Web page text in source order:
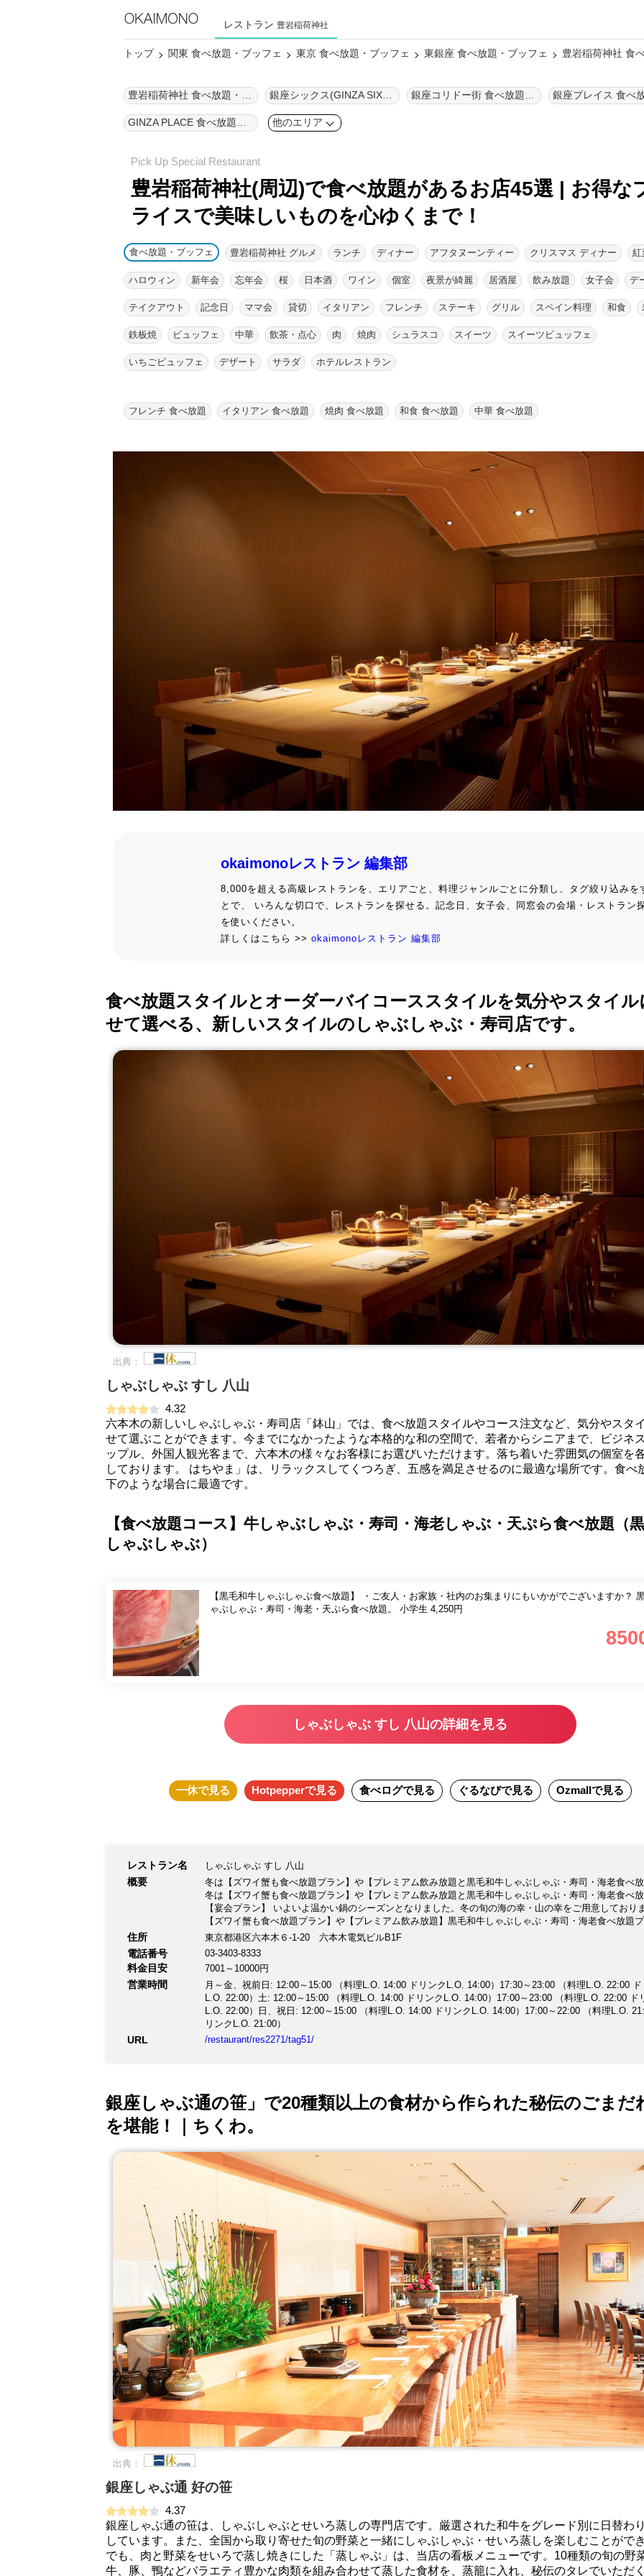
レストラン 豊岩稲荷神社
トップ 関東 食べ放題・ブッフェ 東京 食べ放題・ブッフェ 東銀座 食べ放題・ブッフェ 豊岩稲荷神社 食
他のエリア
豊岩稲荷神社(周辺)で食べ放題があるお店45選 | お得な
ライスで美味しいものを心ゆくまで！
食べ放題・ブッフェ 豊岩稲荷神社 グルメ ランチ ディナー アフタヌーンティー クリスマス ディナー 紅
ハロウィン 新年会 忘年会 桜 日本酒 ワイン 個室 夜景が綺麗 居酒屋 飲み放題 女子会 デ
テイクアウト 記念日 ママ会 貸切 イタリアン フレンチ ステーキ グリル スペイン料理 和食
鉄板焼 ビュッフェ 中華 飲茶・点心 肉 焼肉 シュラスコ スイーツ スイーツビュッフェ
いちごビュッフェ デザート サラダ ホテルレストラン
フレンチ 食べ放題 イタリアン 食べ放題 焼肉 食べ放題 和食 食べ放題 中華 食べ放題
okaimonoレストラン 編集部
8,000を超える高級レストランを、エリアごと、料理ジャンルごとに分類し、タグ絞り込みを
とで、 いろんな切口で、レストランを探せる。記念日、女子会、同窓会の会場・レストラン
を使いください。
詳しくはこちら >> okaimonoレストラン 編集部
食べ放題スタイルとオーダーバイコーススタイルを気分やスタイル
せて選べる、新しいスタイルのしゃぶしゃぶ・寿司店です。
出典：
しゃぶしゃぶ すし 八山
4.32
六本木の新しいしゃぶしゃぶ・寿司店「鉢山」では、食べ放題スタイルやコース注文など、気分やスタ
せて選ぶことができます。今までになかったような本格的な和の空間で、若者からシニアまで、ビジネ
ップル、外国人観光客まで、六本木の様々なお客様にお選びいただけます。落ち着いた雰囲気の個室を
しております。 はちやま」は、リラックスしてくつろぎ、五感を満足させるのに最適な場所です。食べ
下のような場合に最適です。
【食べ放題コース】牛しゃぶしゃぶ・寿司・海老しゃぶ・天ぷら食べ放題（
しゃぶしゃぶ）
【黒毛和牛しゃぶしゃぶ食べ放題】 ・ご友人・お家族・社内のお集まりにもいかがでございますか？ 黒毛和牛し
ゃぶしゃぶ・寿司・海老・天ぷら食べ放題。 小学生 4,250円
しゃぶしゃぶ すし 八山の詳細を見る
一休で見る Hotpepperで見る 食べログで見る ぐるなびで見る Ozmallで見る
レストラン名 しゃぶしゃぶ すし 八山
概要
冬は【ズワイ蟹も食べ放題プラン】や【プレミアム飲み放題と黒毛和牛しゃぶしゃぶ・寿司・海老食べ放
冬は【ズワイ蟹も食べ放題プラン】や【プレミアム飲み放題と黒毛和牛しゃぶしゃぶ・寿司・海老食べ放
【宴会プラン】 いよいよ温かい鍋のシーズンとなりました。冬の旬の海の幸・山の幸をご用意しておりま
【ズワイ蟹も食べ放題プラン】や【プレミアム飲み放題】黒毛和牛しゃぶしゃぶ・寿司・海老食べ放題
八山のしゃぶしゃぶ鍋をお楽しみいただけます。充実した個室も2名様から16名様までご利用いただけま
【Xmas特別メニュー】ズワイ蟹と神戸牛しゃぶしゃぶコース等ご用意しております。お早めにご予約を
たします。 ＊2020年1月1日（水）の営業はお休みとさせていただきます。
住所 東京都港区六本木６-1-20 六本木電気ビルB1F
電話番号 03-3403-8333
料金目安 7001～10000円
営業時間
月～金、祝前日: 12:00～15:00 （料理L.O. 14:00 ドリンクL.O. 14:00）17:30～23:00 （料理L.O. 22:00 ド
L.O. 22:00）土: 12:00～15:00 （料理L.O. 14:00 ドリンクL.O. 14:00）17:00～23:00 （料理L.O. 22:00 ド
L.O. 22:00）日、祝日: 12:00～15:00 （料理L.O. 14:00 ドリンクL.O. 14:00）17:00～22:00 （料理L.O.
リンクL.O. 21:00）
URL /restaurant/res2271/tag51/
銀座しゃぶ通の笹」で20種類以上の食材から作られた秘伝のごまだ
を堪能！｜ちくわ。
出典：
銀座しゃぶ通 好の笹
4.37
銀座しゃぶ通の笹は、しゃぶしゃぶとせいろ蒸しの専門店です。厳選された和牛をグレード別に日替わ
しています。また、全国から取り寄せた旬の野菜と一緒にしゃぶしゃぶ・せいろ蒸しを楽しむことがで
でも、肉と野菜をせいろで蒸し焼きにした「蒸しゃぶ」は、当店の看板メニューです。10種類の旬の野
牛、豚、鴨などバラエティ豊かな肉類を組み合わせて蒸した食材を、蒸籠に入れ、秘伝のタレでいただく